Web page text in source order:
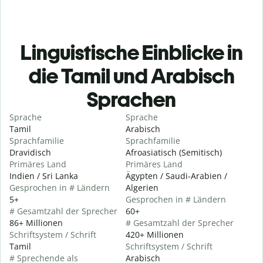
Linguistische Einblicke in
die Tamil und Arabisch
Sprachen
Sprache
Tamil
Sprachfamilie
Dravidisch
Primäres Land
Indien / Sri Lanka
Gesprochen in # Ländern
5+
# Gesamtzahl der Sprecher
86+ Millionen
Schriftsystem / Schrift
Tamil
# Sprechende als
Sprache
Arabisch
Sprachfamilie
Afroasiatisch (Semitisch)
Primäres Land
Ägypten / Saudi-Arabien /
Algerien
Gesprochen in # Ländern
60+
# Gesamtzahl der Sprecher
420+ Millionen
Schriftsystem / Schrift
Arabisch